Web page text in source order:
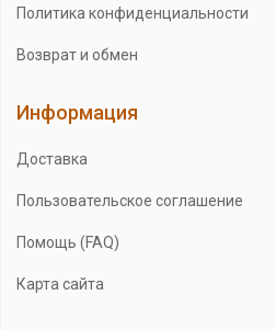
Политика конфиденциальности
Возврат и обмен
Информация
Доставка
Пользовательское соглашение
Помощь (FAQ)
Карта сайта